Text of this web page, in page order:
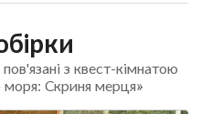
з квест-кімнатою
моря: Скриня мерця»